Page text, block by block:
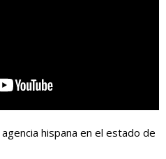
hispana en el estado de